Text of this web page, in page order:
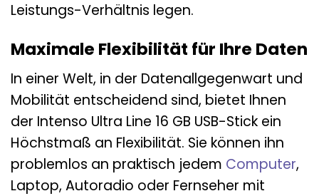
Leistungs-Verhältnis legen.
Maximale Flexibilität für Ihre Daten
In einer Welt, in der Datenallgegenwart und
Mobilität entscheidend sind, bietet Ihnen
der Intenso Ultra Line 16 GB USB-Stick ein
Höchstmaß an Flexibilität. Sie können ihn
problemlos an praktisch jedem Computer,
Laptop, Autoradio oder Fernseher mit